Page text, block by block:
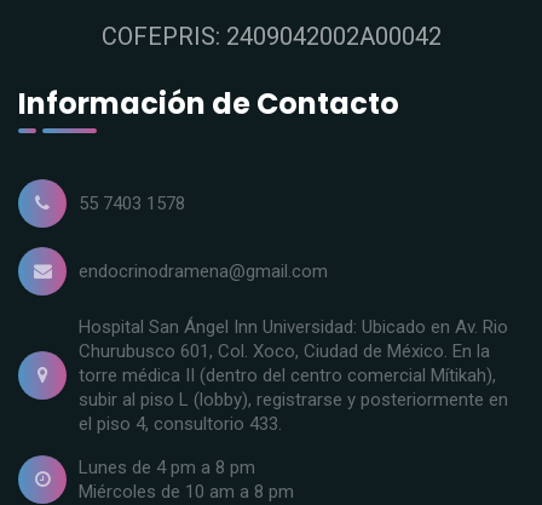
COFEPRIS: 2409042002A00042
Información de Contacto
55 7403 1578
endocrinodramena@gmail.com
Hospital San Ángel Inn Universidad: Ubicado en Av. Rio
Churubusco 601, Col. Xoco, Ciudad de México. En la
torre médica II (dentro del centro comercial Mítikah),
subir al piso L (lobby), registrarse y posteriormente en
el piso 4, consultorio 433.
Lunes de 4 pm a 8 pm
Miércoles de 10 am a 8 pm